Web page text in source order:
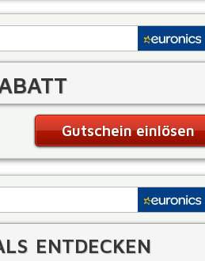
Gutschein einlösen
entdecken